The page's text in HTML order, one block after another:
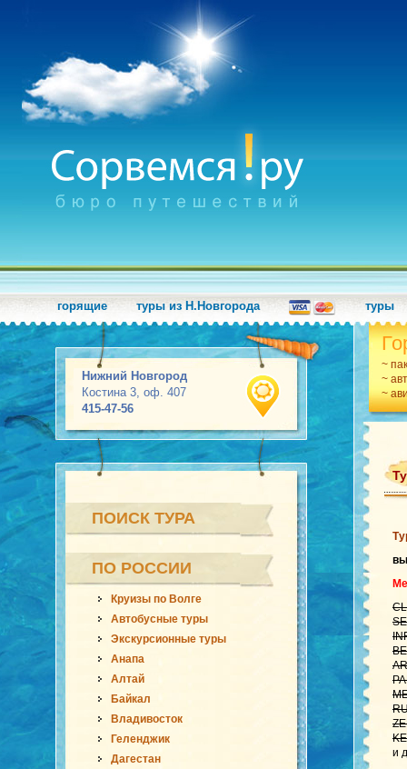
горящие туры из Н.Новгорода туры
Нижний Новгород
Костина 3, оф. 407
415-47-56
~
~
~
ПОИСК ТУРА
ПО РОССИИ
Круизы по Волге
Автобусные туры
Экскурсионные туры
Анапа
Алтай
Байкал
Владивосток
Геленджик
Дагестан
и